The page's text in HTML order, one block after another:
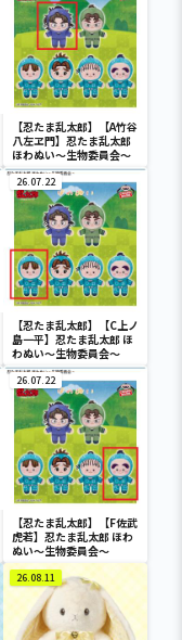
【忍たま乱太郎】【A竹谷
八左ヱ門】忍たま乱太郎
ほわぬい～生物委員会～
26.07.22
【忍たま乱太郎】【C上ノ
島一平】忍たま乱太郎 ほ
わぬい～生物委員会～
26.07.22
【忍たま乱太郎】【F佐武
虎若】忍たま乱太郎 ほわ
ぬい～生物委員会～
26.08.11